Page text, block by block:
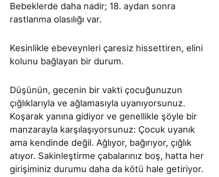
Bebeklerde daha nadir; 18. aydan sonra
rastlanma olasılığı var.
Kesinlikle ebeveynleri çaresiz hissettiren, elini
kolunu bağlayan bir durum.
Düşünün, gecenin bir vakti çocuğunuzun
çığlıklarıyla ve ağlamasıyla uyanıyorsunuz.
Koşarak yanına gidiyor ve genellikle şöyle bir
manzarayla karşılaşıyorsunuz: Çocuk uyanık
ama kendinde değil. Ağlıyor, bağırıyor, çığlık
atıyor. Sakinleştirme çabalarınız boş, hatta her
girişiminiz durumu daha da kötü hale getiriyor.